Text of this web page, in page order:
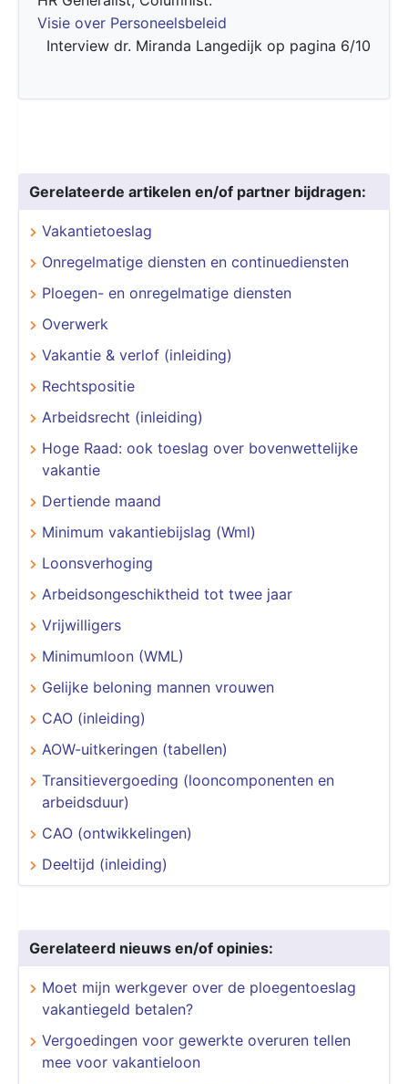
Visie over Personeelsbeleid
Interview dr. Miranda Langedijk op pagina 6/10
Gerelateerde artikelen en/of partner bijdragen:
Vakantietoeslag
Onregelmatige diensten en continuediensten
Ploegen- en onregelmatige diensten
Overwerk
Vakantie & verlof (inleiding)
Rechtspositie
Arbeidsrecht (inleiding)
Hoge Raad: ook toeslag over bovenwettelijke
vakantie
Dertiende maand
Minimum vakantiebijslag (Wml)
Loonsverhoging
Arbeidsongeschiktheid tot twee jaar
Vrijwilligers
Minimumloon (WML)
Gelijke beloning mannen vrouwen
CAO (inleiding)
AOW-uitkeringen (tabellen)
Transitievergoeding (looncomponenten en
arbeidsduur)
CAO (ontwikkelingen)
Deeltijd (inleiding)
Gerelateerd nieuws en/of opinies:
Moet mijn werkgever over de ploegentoeslag
vakantiegeld betalen?
Vergoedingen voor gewerkte overuren tellen
mee voor vakantieloon